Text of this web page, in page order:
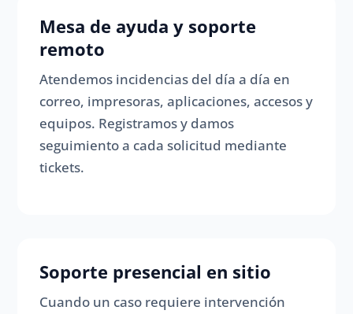
Mesa de ayuda y soporte
remoto
Atendemos incidencias del día a día en
correo, impresoras, aplicaciones, accesos y
equipos. Registramos y damos
seguimiento a cada solicitud mediante
tickets.
Soporte presencial en sitio
Cuando un caso requiere intervención